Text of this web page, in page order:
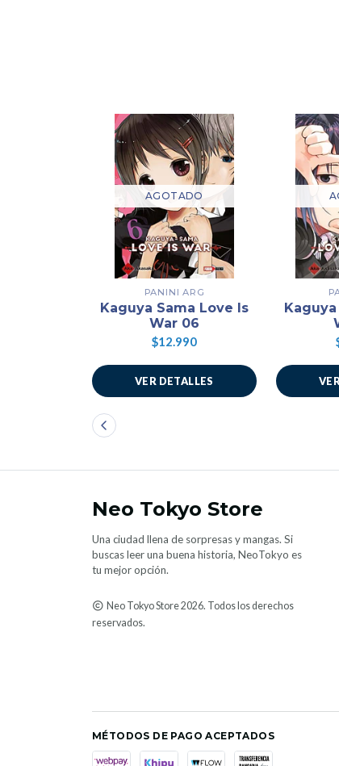
AGOTADO
PANINI ARG
Kaguya Sama Love Is
War 06
$12.990
VER DETALLES
Neo Tokyo Store
Una ciudad llena de sorpresas y mangas. Si
buscas leer una buena historia, NeoTokyo es
tu mejor opción.
Neo Tokyo Store 2026. Todos los derechos
reservados.
MÉTODOS DE PAGO ACEPTADOS